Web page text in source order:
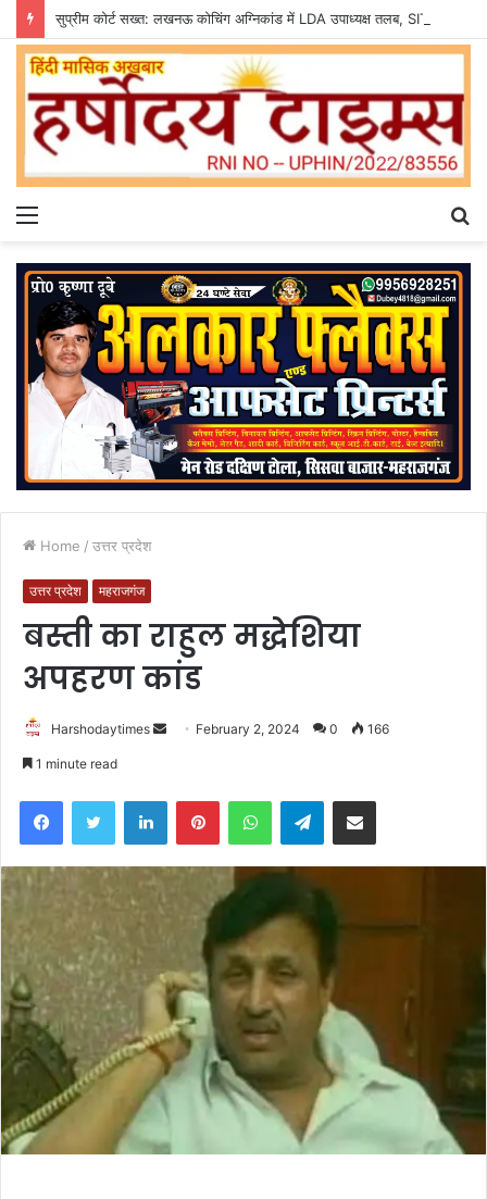
Menu
Home / उत्तर प्रदेश
उत्तर प्रदेश महराजगंज
बस्ती का राहुल मद्धेशिया
अपहरण कांड
Harshodaytimes
Send February 2, 2024 0 166
1 minute read
FacebookTwitter LinkedInPinterestWhatsAppTelegramShare via Email